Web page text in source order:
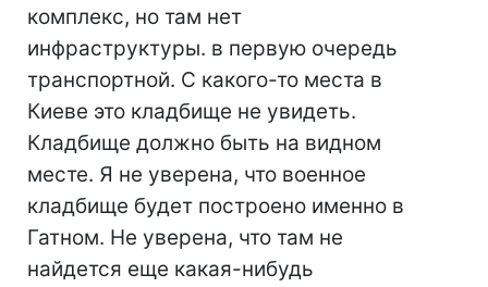
комплекс, но там нет
инфраструктуры. в первую очередь
транспортной. С какого-то места в
Киеве это кладбище не увидеть.
Кладбище должно быть на видном
месте. Я не уверена, что военное
кладбище будет построено именно в
Гатном. Не уверена, что там не
найдется еще какая-нибудь